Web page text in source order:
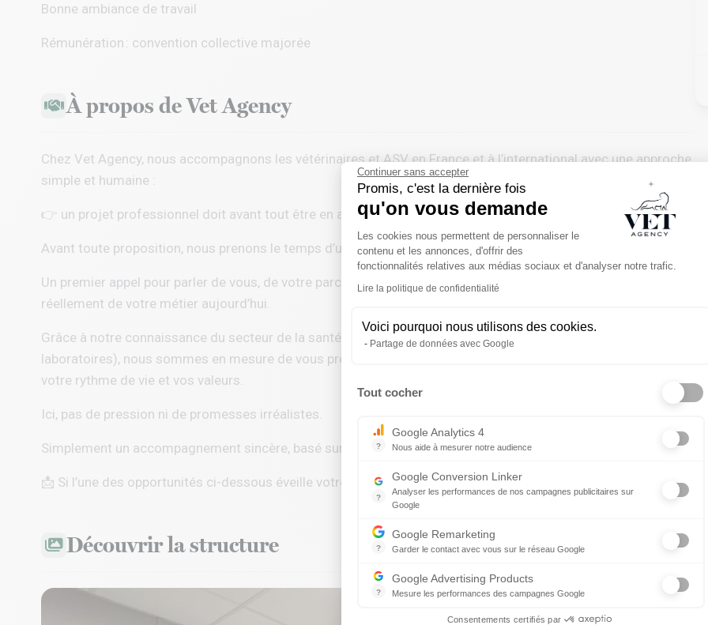
Continuer sans accepter
Promis, c'est la dernière fois
qu'on vous demande
Plateforme de Gestion du
Les cookies nous permettent de personnaliser le
contenu et les annonces, d'offrir des
fonctionnalités relatives aux médias sociaux et d'analyser notre trafic.
Lire la politique de confidentialité
Voici pourquoi nous utilisons des cookies.
Partage de données avec Google
Tout cocher
?
Google Analytics 4
Nous aide à mesurer notre audience
?
Google Conversion Linker
Analyser les performances de nos campagnes publicitaires sur
Google
?
Google Remarketing
Garder le contact avec vous sur le réseau Google
?
Google Advertising Products
Mesure les performances des campagnes Google
Consentements certifiés par
Bonne ambiance de travail
Rémunération : convention collective majorée
À propos de Vet Agency
Chez Vet Agency, nous accompagnons les vétérinaires et ASV en France et à l’international avec une approche
simple et humaine :
👉 un projet professionnel doit avant tout être en accord avec la personne qui le porte.
Avant toute proposition, nous prenons le temps d’un échange confidentiel, gratuit et sans engagement.
Un premier appel pour parler de vous, de votre parcours, de votre quotidien, et de ce que vous attendez
réellement de votre métier aujourd’hui.
Grâce à notre connaissance du secteur de la santé animale (cliniques indépendantes, groupements, CHV,
laboratoires), nous sommes en mesure de vous proposer des opportunités cohérentes avec vos attentes,
votre rythme de vie et vos valeurs.
Ici, pas de pression ni de promesses irréalistes.
Simplement un accompagnement sincère, basé sur l’écoute, la transparence et le respect de vos choix.
📩 Si l’une des opportunités ci-dessous éveille votre curiosité, nous serons ravis d’en discuter avec vous.
Découvrir la structure